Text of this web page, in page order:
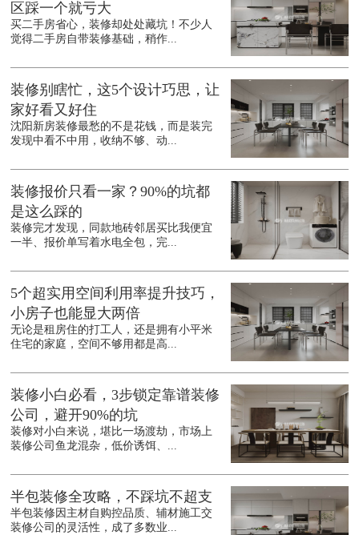
区踩一个就亏大
买二手房省心，装修却处处藏坑！不少人
觉得二手房自带装修基础，稍作...
装修别瞎忙，这5个设计巧思，让
家好看又好住
沈阳新房装修最愁的不是花钱，而是装完
发现中看不中用，收纳不够、动...
装修报价只看一家？90%的坑都
是这么踩的
装修完才发现，同款地砖邻居买比我便宜
一半、报价单写着水电全包，完...
5个超实用空间利用率提升技巧，
小房子也能显大两倍
无论是租房住的打工人，还是拥有小平米
住宅的家庭，空间不够用都是高...
装修小白必看，3步锁定靠谱装修
公司，避开90%的坑
装修对小白来说，堪比一场渡劫，市场上
装修公司鱼龙混杂，低价诱饵、...
半包装修全攻略，不踩坑不超支
半包装修因主材自购控品质、辅材施工交
装修公司的灵活性，成了多数业...